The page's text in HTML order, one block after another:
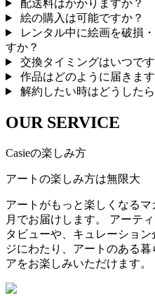
配送料はかかりますか？
絵の購入は可能ですか？
レンタル中に絵画を破損
すか？
交換タイミングはいつです
作品はどのように届きます
解約したい時はどうした
OUR SERVICE
Casieの楽しみ方
アートの楽しみ方は無限大
アートがもっと楽しくなる
月でお届けします。 アーテ
タビューや、キュレーショ
ジにわたり、アートのある
アをお楽しみいただけます。